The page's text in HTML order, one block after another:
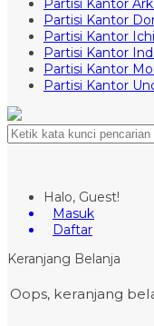
Partisi Kantor
Partisi Kantor
Partisi Kantor
Partisi Kantor
Partisi Kantor
Partisi Kantor
Halo, Guest!
Masuk
Daftar
Keranjang Belanja
Oops, keranjang